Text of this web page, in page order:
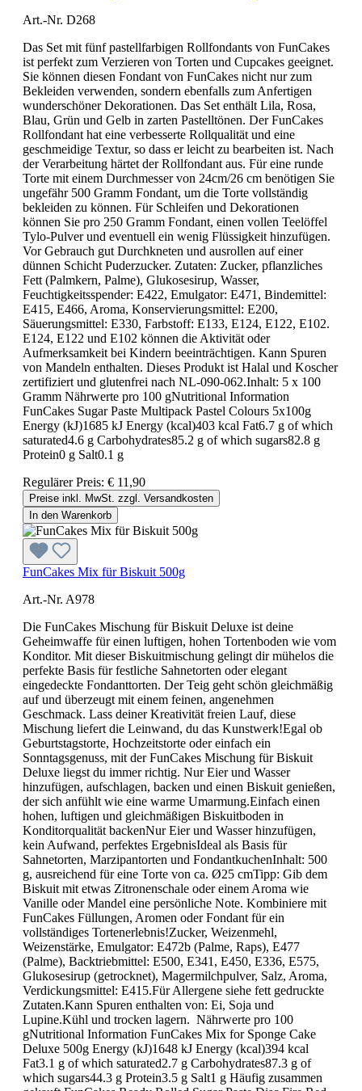
Art.-Nr. D268
Das Set mit fünf pastellfarbigen Rollfondants von FunCakes
ist perfekt zum Verzieren von Torten und Cupcakes geeignet.
Sie können diesen Fondant von FunCakes nicht nur zum
Bekleiden verwenden, sondern ebenfalls zum Anfertigen
wunderschöner Dekorationen. Das Set enthält Lila, Rosa,
Blau, Grün und Gelb in zarten Pastelltönen. Der FunCakes
Rollfondant hat eine verbesserte Rollqualität und eine
geschmeidige Textur, so dass er leicht zu bearbeiten ist. Nach
der Verarbeitung härtet der Rollfondant aus. Für eine runde
Torte mit einem Durchmesser von 24cm/26 cm benötigen Sie
ungefähr 500 Gramm Fondant, um die Torte vollständig
bekleiden zu können. Für Schleifen und Dekorationen
können Sie pro 250 Gramm Fondant, einen vollen Teelöffel
Tylo-Pulver und eventuell ein wenig Flüssigkeit hinzufügen.
Vor Gebrauch gut Durchkneten und ausrollen auf einer
dünnen Schicht Puderzucker. Zutaten: Zucker, pflanzliches
Fett (Palmkern, Palme), Glukosesirup, Wasser,
Feuchtigkeitsspender: E422, Emulgator: E471, Bindemittel:
E415, E466, Aroma, Konservierungsmittel: E200,
Säuerungsmittel: E330, Farbstoff: E133, E124, E122, E102.
E124, E122 und E102 können die Aktivität oder
Aufmerksamkeit bei Kindern beeinträchtigen. Kann Spuren
von Mandeln enthalten. Dieses Produkt ist Halal und Koscher
zertifiziert und glutenfrei nach NL-090-062.Inhalt: 5 x 100
Gramm Nährwerte pro 100 gNutritional Information
FunCakes Sugar Paste Multipack Pastel Colours 5x100g
Energy (kJ)1685 kJ Energy (kcal)403 kcal Fat6.7 g of which
saturated4.6 g Carbohydrates85.2 g of which sugars82.8 g
Protein0 g Salt0.1 g
Regulärer Preis: € 11,90
Preise inkl. MwSt. zzgl. Versandkosten
In den Warenkorb
FunCakes Mix für Biskuit 500g
Art.-Nr. A978
Die FunCakes Mischung für Biskuit Deluxe ist deine
Geheimwaffe für einen luftigen, hohen Tortenboden wie vom
Konditor. Mit dieser Biskuitmischung gelingt dir mühelos die
perfekte Basis für festliche Sahnetorten oder elegant
eingedeckte Fondanttorten. Der Teig geht schön gleichmäßig
auf und überzeugt mit einem feinen, angenehmen
Geschmack. Lass deiner Kreativität freien Lauf, diese
Mischung liefert die Leinwand, du das Kunstwerk!Egal ob
Geburtstagstorte, Hochzeitstorte oder einfach ein
Sonntagsgenuss, mit der FunCakes Mischung für Biskuit
Deluxe liegst du immer richtig. Nur Eier und Wasser
hinzufügen, aufschlagen, backen und einen Biskuit genießen,
der sich anfühlt wie eine warme Umarmung.Einfach einen
hohen, luftigen und gleichmäßigen Biskuitboden in
Konditorqualität backenNur Eier und Wasser hinzufügen,
kein Aufwand, perfektes ErgebnisIdeal als Basis für
Sahnetorten, Marzipantorten und FondantkuchenInhalt: 500
g, ausreichend für eine Torte von ca. Ø25 cmTipp: Gib dem
Biskuit mit etwas Zitronenschale oder einem Aroma wie
Vanille oder Mandel eine persönliche Note. Kombiniere mit
FunCakes Füllungen, Aromen oder Fondant für ein
vollständiges Tortenerlebnis!Zucker, Weizenmehl,
Weizenstärke, Emulgator: E472b (Palme, Raps), E477
(Palme), Backtriebmittel: E500, E341, E450, E336, E575,
Glukosesirup (getrocknet), Magermilchpulver, Salz, Aroma,
Verdickungsmittel: E415.Für Allergene siehe fett gedruckte
Zutaten.Kann Spuren enthalten von: Ei, Soja und
Lupine.Kühl und trocken lagern. Nährwerte pro 100
gNutritional Information FunCakes Mix for Sponge Cake
Deluxe 500g Energy (kJ)1648 kJ Energy (kcal)394 kcal
Fat3.1 g of which saturated2.7 g Carbohydrates87.3 g of
which sugars44.3 g Protein3.5 g Salt1 g Häufig zusammen